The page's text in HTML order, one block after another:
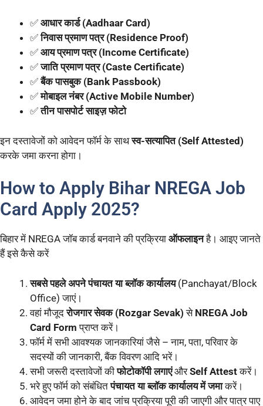
✅ आधार कार्ड (Aadhaar Card)
✅निवास प्रमाण पत्र (Residence Proof)
✅ आय प्रमाण पत्र (Income Certificate)
✅जाति प्रमाण पत्र (Caste Certificate)
✅बैंक पासबुक (Bank Passbook)
✅मोबाइल नंबर (Active Mobile Number)
✅तीन पासपोर्ट साइज़ फोटो
इन दस्तावेजों को आवेदन फॉर्म के साथस्व-सत्यापित (Self Attested)
करके जमा करना होगा।
How to Apply Bihar NREGA Job
Card Apply 2025?
बिहार में NREGA जॉब कार्ड बनवाने की प्रक्रिया ऑफलाइनहै। आइए जानते
हैं इसे कैसे करें
सबसे पहले अपने पंचायत या ब्लॉक कार्यालय(Panchayat/Block
Office) जाएं।
वहां मौजूदरोजगार सेवक (Rozgar Sevak) से NREGA Job
Card Form प्राप्त करें।
फॉर्म में सभी आवश्यक जानकारियां जैसे – नाम, पता, परिवार के
सदस्यों की जानकारी, बैंक विवरण आदि भरें।
सभी जरूरी दस्तावेजों कीफोटोकॉपी लगाएंऔरSelf Attestकरें।
भरे हुए फॉर्म को संबंधितपंचायत या ब्लॉक कार्यालय में जमाकरें।
आवेदन जमा होने के बाद जांच प्रक्रिया पूरी की जाएगी और पात्र पाए